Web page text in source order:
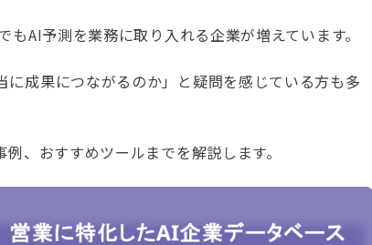
AI予測を業務に取り入れる企業が増えています。
成果につながるのか」と疑問を感じている方も多
、おすすめツールまでを解説します。